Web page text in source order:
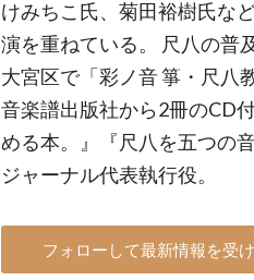
けみちこ氏、菊田裕樹氏な
演を重ねている。 尺八の普
大宮区で「彩ノ音 箏・尺八
音楽譜出版社から2冊のCD
める本。』『尺八を五つの
ジャーナル代表執行役。
フォローして最新情報を受